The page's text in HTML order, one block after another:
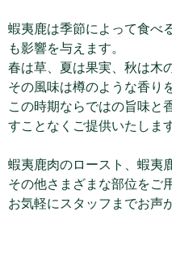
蝦夷鹿は季節によって食べ
も影響を与えます。
春は草、夏は果実、秋は木
その風味は樽のような香り
この時期ならではの旨味と
すことなくご提供いたします
蝦夷鹿肉のロースト、蝦夷
その他さまざまな部位をご
お気軽にスタッフまでお声